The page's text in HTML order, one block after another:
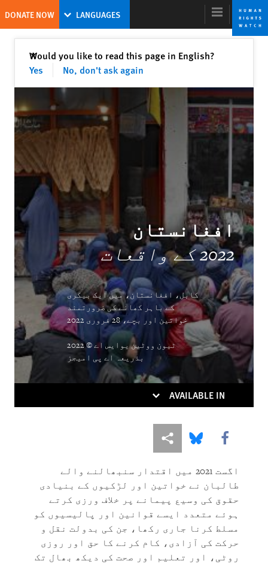
Skip
to
cookie
Skip
to
main
World Report 2023
A New Model for Global Leadership on
Human Rights
Former Executive Director
DOWNLOAD
LANGUAGES
DONATE NOW
Would you like to read this page in English?
Yes
No, don't ask again
✕Close
افغانستان
2022 کے واقعات
کابل، افغانستان، میں ایک بیکری
کے باہر کھانے کی ضرورتمند
خواتین اور بچے، 28 فروری 2022
ٹیون ووٹین یوایس اے © 2022
بذریعہ اے پی امیجز
AVAILABLE IN
Share this via Facebook
Share this via Bluesky
More sharing options
اگست 2021 میں اقتدار سنبھالنے والے
طالبان نے خواتین اور لڑکیوں کے بنیادی
حقوق کی وسیع پیمانے پر خلاف ورزی کرتے
ہوئے متعدد ایسے قوانین اور پالیسیوں کو
مسلط کرنا جاری رکھا، جن کی بدولت نقل و
حرکت کی آزادی، کام کرنے کا حق اور روزی
روٹی، اور تعلیم اور صحت کی دیکھ بھال تک